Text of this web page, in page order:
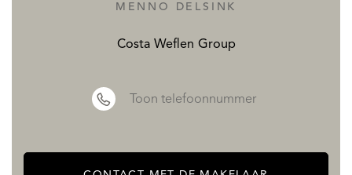
stadscentrum bevindt zich ongeveer 3 km landinwaarts, op
een 4 km lange kustlijn, met als hoogtepunt het prachtige
Afstanden tot belangrijke steden:
MENNO DELSINK
Costa Weflen Group
Toon telefoonnummer